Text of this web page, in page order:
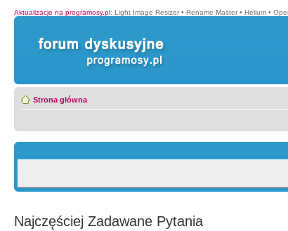
Aktualizacje na programosy.pl: Light Image Resizer • Rename Master • Helium •
Strona główna
Najczęściej Zadawane Pytania